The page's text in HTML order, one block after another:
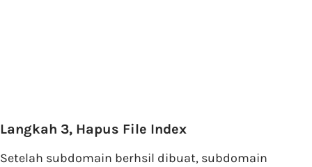
Langkah 3, Hapus File Index
Setelah subdomain berhsil dibuat, subdomain